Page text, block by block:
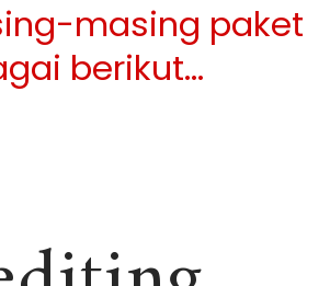
masing paket
berikut…